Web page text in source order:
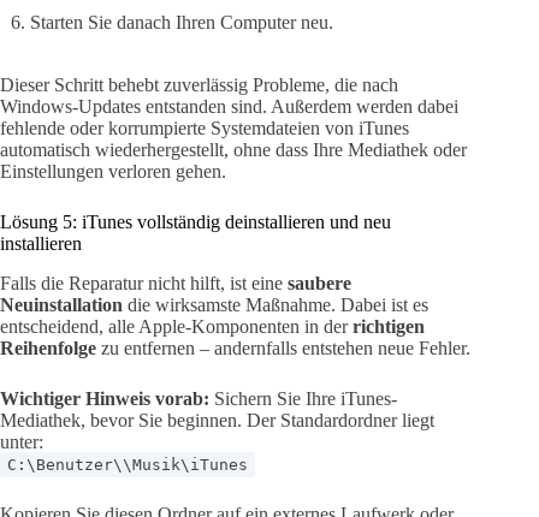
Starten Sie danach Ihren Computer neu.
Dieser Schritt behebt zuverlässig Probleme, die nach
Windows-Updates entstanden sind. Außerdem werden dabei
fehlende oder korrumpierte Systemdateien von iTunes
automatisch wiederhergestellt, ohne dass Ihre Mediathek oder
Einstellungen verloren gehen.
Lösung 5: iTunes vollständig deinstallieren und neu
installieren
Falls die Reparatur nicht hilft, ist eine saubere
Neuinstallation die wirksamste Maßnahme. Dabei ist es
entscheidend, alle Apple-Komponenten in derrichtigen
Reihenfolge zu entfernen – andernfalls entstehen neue Fehler.
Wichtiger Hinweis vorab: Sichern Sie Ihre iTunes-
Mediathek, bevor Sie beginnen. Der Standardordner liegt
unter:
C:\Benutzer\\Musik\iTunes